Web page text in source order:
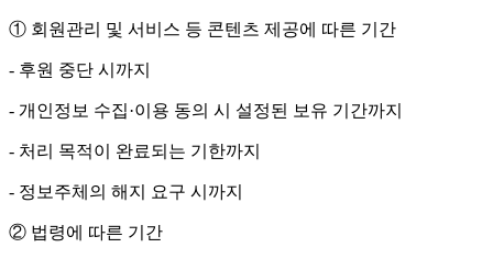
① 회원관리 및 서비스 등 콘텐츠 제공에 따른 기간
- 후원 중단 시까지
- 개인정보 수집·이용 동의 시 설정된 보유 기간까지
- 처리 목적이 완료되는 기한까지
- 정보주체의 해지 요구 시까지
② 법령에 따른 기간